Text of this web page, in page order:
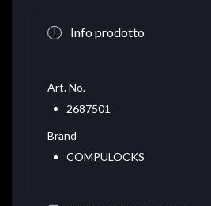
Info prodotto
Art. No.
2687501
Brand
COMPULOCKS